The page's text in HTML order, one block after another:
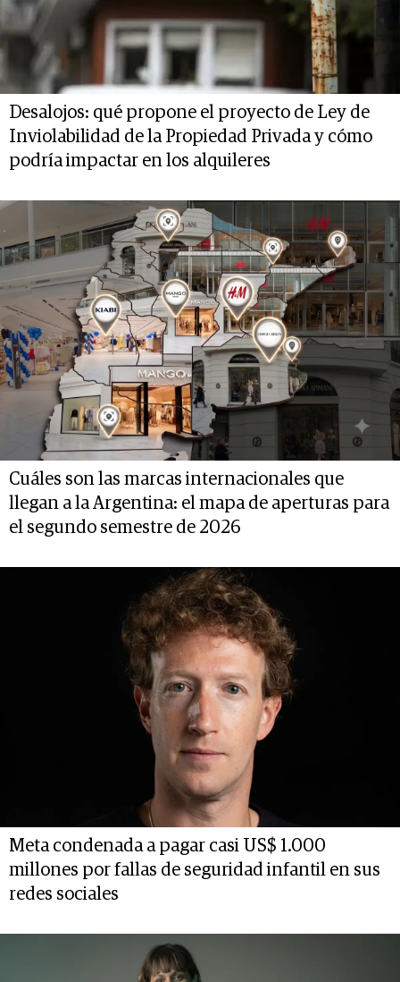
Desalojos: qué propone el proyecto de Ley de
Inviolabilidad de la Propiedad Privada y cómo
podría impactar en los alquileres
Cuáles son las marcas internacionales que
llegan a la Argentina: el mapa de aperturas para
el segundo semestre de 2026
Meta condenada a pagar casi US$ 1.000
millones por fallas de seguridad infantil en sus
redes sociales